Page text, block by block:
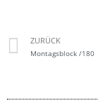
ZURÜCK
Montagsblock /180